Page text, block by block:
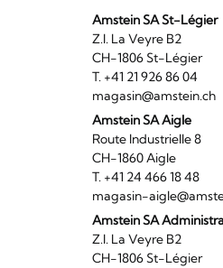
Amstein SA St-Légier
Z.I. La Veyre
CH-1806 St-Légier
T. +41 21 926 86 04
magasin@amstein.ch
Amstein SA Aigle
Route Industrielle 8
CH-1860 Aigle
T. +41 24 466 18 48
magasin-
Amstein SA
Z.I. La Veyre
CH-1806 St-Légier